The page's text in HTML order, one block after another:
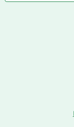
Farmacia
Botas mujer